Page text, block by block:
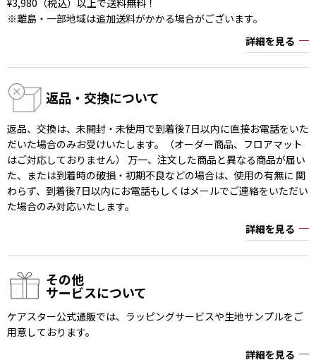
¥3,980（税込）以上で送料無料！
※離島・一部地域は追加送料がかかる場合がございます。
詳細を見る
返品・交換について
返品、交換は、未開封・未使用で到着後7日以内に直接お電話をいた
だいた場合のみお受けいたします。（オーダー商品、フロアマット
はご対応しておりません） 万一、注文した商品と異なる商品が届い
た、または到着時の破損・初期不良などの場合は、使用の有無に 関
わらず、到着後7日以内にお電話もしくはメールでご連絡をいただい
た場合のみ対応いたします。
詳細を見る
その他
サービスについて
ケアスター公式通販では、ラッピングサービスや生地サンプルをご
用意しております。
詳細を見る